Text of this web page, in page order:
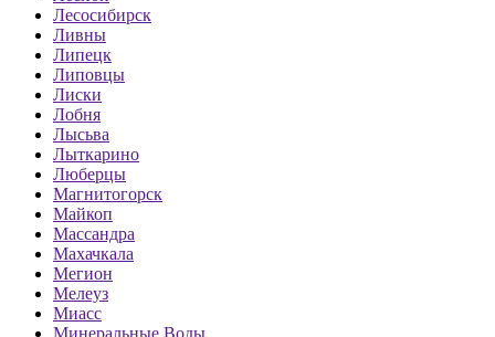
Лесосибирск
Ливны
Липецк
Липовцы
Лиски
Лобня
Лысьва
Лыткарино
Люберцы
Магнитогорск
Майкоп
Массандра
Махачкала
Мегион
Мелеуз
Миасс